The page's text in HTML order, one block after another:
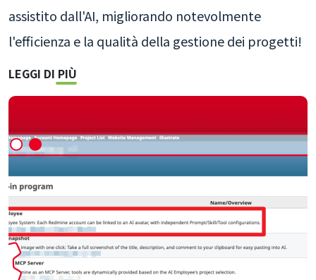
assistito dall'AI, migliorando notevolmente
l'efficienza e la qualità della gestione dei progetti!
LEGGI DI PIÙ